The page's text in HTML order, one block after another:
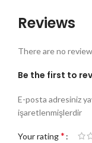
Reviews
There are no
Be the first to
E-posta adresiniz
işaretlenmişlerdir
Your rating*